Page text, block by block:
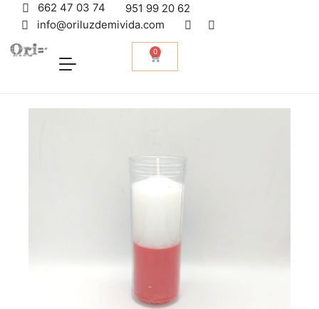
662 47 03 74
951 99 20 62
info@oriluzdemivida.com
0